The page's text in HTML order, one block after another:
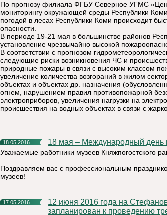
По прогнозу филиала ФГБУ Северное УГМС
мониторингу окружающей среды Республики
погодой в лесах Республики Коми происходит
опасности.
В периоде 19-21 мая в большинстве районов
установление чрезвычайно высокой
В соответствии с прогнозом
следующие риски возникновения ЧС и
природные пожары в связи с высоким классом
увеличение количества возгораний в жилом
объектах и объектах др. назначения
огнем, нарушением правил противопожарной
электроприборов, увеличения нагрузки на
происшествия на водных объектах в связи с
18.05.2016 18 мая – Международный день
Уважаемые работники музеев Княжпогостского
Поздравляем вас с профессиональным
музеев!
17.05.2016
12 июня 2016 года на Стефановской площади г. Сыктывкар
запланирован к проведению